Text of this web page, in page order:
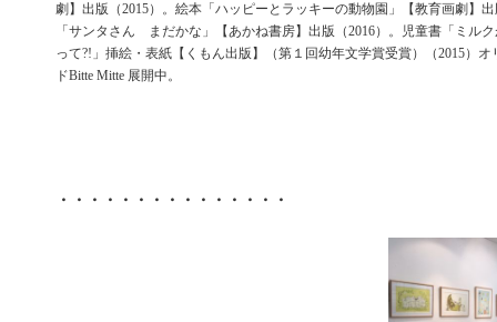
劇】出版（2015）。絵本「ハッピーとラッキーの動物園」【教育画劇】
「サンタさん まだかな」【あかね書房】出版（2016）。児童書「ミル
って?!」挿絵・表紙【くもん出版】（第１回幼年文学賞受賞）（2015）
ドBitte Mitte 展開中。
・・・・・・・・・・・・・・・